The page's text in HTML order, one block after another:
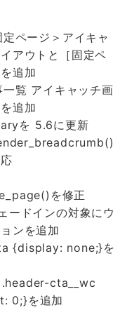
ページ＞アイキャ
アウトと［固定ペ
追加
覧 アイキャッチ画
追加
を 5.6に更新
を修正
ードインの対象にウ
ンを追加
{display: none;}を
cta__wc
0;}を追加